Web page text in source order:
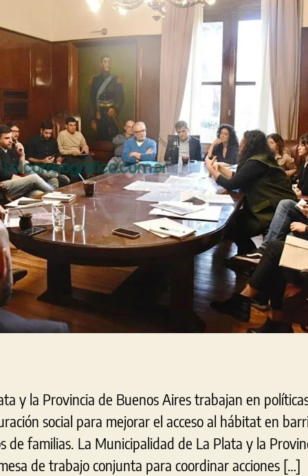
y la Provincia de Buenos Aires trabajan en
social para mejorar el acceso al hábitat en
de familias. La Municipalidad de La Plata y la
de trabajo conjunta para coordinar acciones […]